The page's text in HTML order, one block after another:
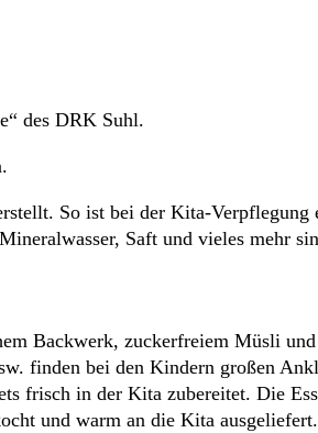
des DRK Suhl.
So ist bei der Kita-
Saft und vieles mehr
Backwerk, zuckerfreiem Müsli
finden bei den Kindern großen
frisch in der Kita zubereitet. Die
und warm an die Kita ausgeliefert.